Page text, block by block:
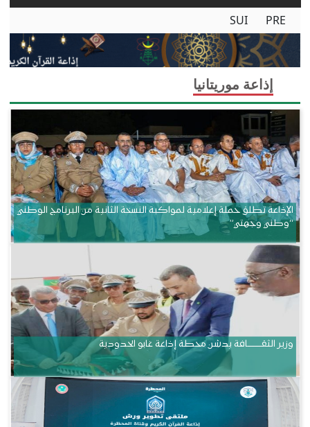
PRE
SUI
إذاعة موريتانيا
الإذاعة تطلق حملة إعلامية لمواكبة النسخة الثانية من البرنامج الوطني
“وطني وجهتي”
وزير الثقــــــــــافة يدشن محطة إذاعة غابو الحدودية